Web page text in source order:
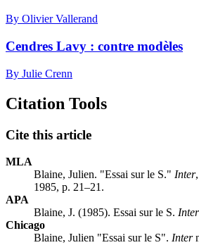
By Olivier Vallerand
Cendres Lavy : contre modèles
By Julie Crenn
Citation Tools
Cite this article
MLA
Blaine, Julien. "Essai sur le S." Inter
1985, p. 21–21.
APA
Blaine, J. (1985). Essai sur le S. Inter
Chicago
Blaine, Julien "Essai sur le S". Inter